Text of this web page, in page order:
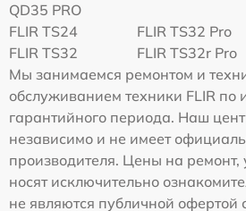
QD35 PRO
FLIR TS24
FLIR TS32 Pro
FLIR TS32
FLIR TS32r Pro
Мы занимаемся ремонтом и
обслуживанием техники FLIR по
гарантийного периода. Наш
независимо и не имеет
производителя. Цены на ремонт,
носят исключительно
не являются публичной офертой